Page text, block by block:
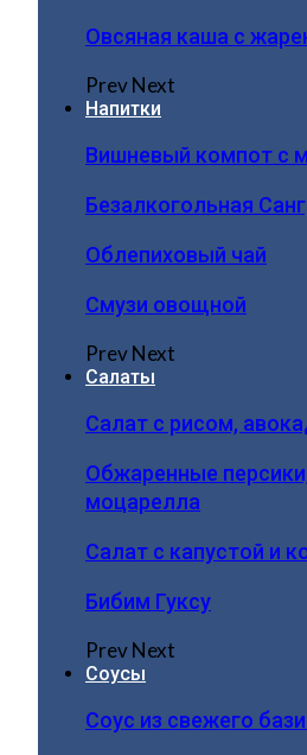
Овсяная каша с
PrevNext
Напитки
Вишневый компот с
Безалкогольная
Облепиховый чай
Смузи овощной
PrevNext
Салаты
Салат с рисом,
Обжаренные
моцарелла
Салат с капустой и
Бибим Гуксу
PrevNext
Соусы
Соус из свежего